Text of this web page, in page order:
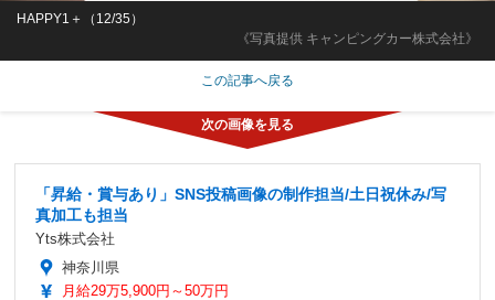
《写真提供 キャンピングカー株式会社》
HAPPY1＋（12/35）
この記事へ戻る
「昇給・賞与あり」SNS投稿画像の制作担当/土日祝休み/写
真加工も担当
Yts株式会社
神奈川県
月給29万5,900円～50万円